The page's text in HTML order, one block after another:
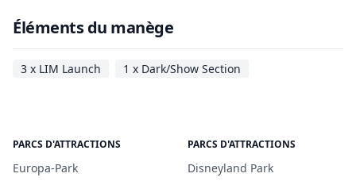
Éléments du manège
3 x LIM Launch 1 x Dark/Show Section
PARCS D'ATTRACTIONS
Europa-Park
PARCS D'ATTRACTIONS
Disneyland Park